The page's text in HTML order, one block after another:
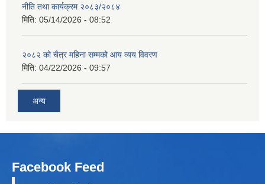
नीति तथा कार्यक्रम २०८३/२०८४
मिति: 05/14/2026 - 08:52
२०८२ को चैत्र महिना सम्मको आय व्यय विवरण
मिति: 04/22/2026 - 09:57
अन्य
Facebook Feed